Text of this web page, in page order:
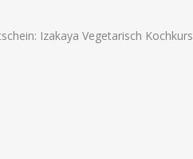
Izakaya Vegetarisch Kochkurs